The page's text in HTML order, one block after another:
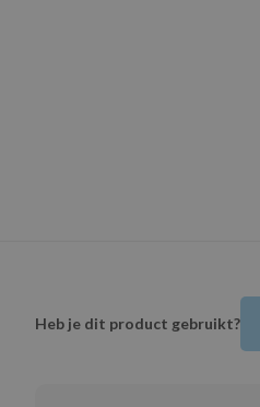
Heb je dit product gebruikt?